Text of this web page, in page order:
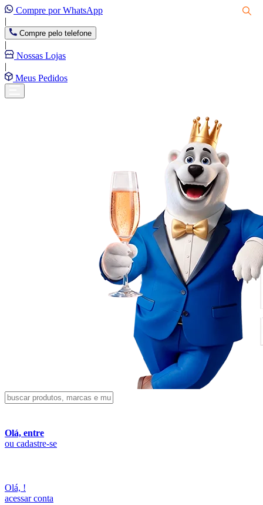
Compre por WhatsApp
|
Compre pelo telefone
|
Nossas Lojas
|
Meus Pedidos
Olá, entre
ou cadastre-se
Olá, !
acessar conta